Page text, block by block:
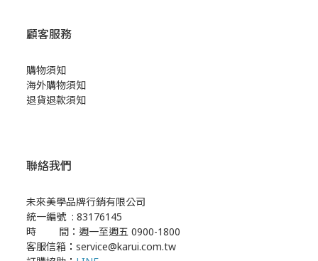
顧客服務
購物須知
海外購物須知
退貨退款須知
聯絡我們
未來美學品牌行銷有限公司
統一編號 : 83176145
時 間：週一至週五 0900-1800
客服信箱 ： service@karui.com.tw